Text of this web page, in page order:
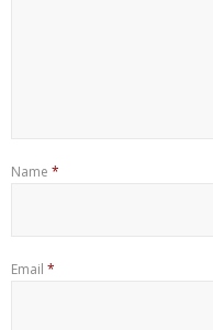
Name *
Email *